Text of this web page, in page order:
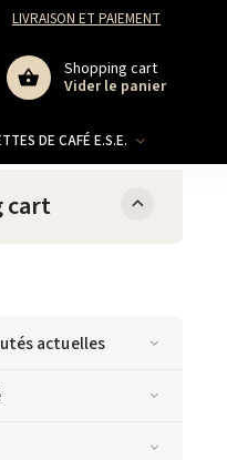
LIVRAISON ET PAIEMENT
Shopping cart
Vider le panier
DE CAFÉ E.S.E.
cart
actuelles